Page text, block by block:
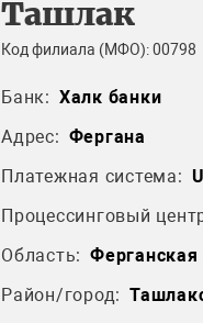
Ташлак
Код филиала (МФО): 00798
Банк: Халк банки
Адрес: Фергана
Платежная система:
Процессинговый
Область: Ферганская
Район/город: